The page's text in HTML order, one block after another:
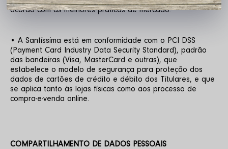
acordo com as melhores práticas de mercado.
• A Santíssima está em conformidade com o PCI DSS
(Payment Card Industry Data Security Standard), padrão
das bandeiras (Visa, MasterCard e outras), que
estabelece o modelo de segurança para proteção dos
dados de cartões de crédito e débito dos Titulares, e que
se aplica tanto às lojas físicas como aos processo de
compra-e-venda online.
COMPARTILHAMENTO DE DADOS PESSOAIS